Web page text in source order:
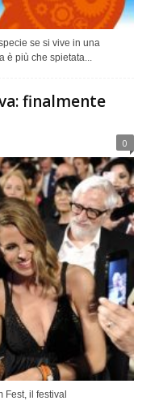
se si vive in una
più che spietata...
finalmente
0
Fest, il festival